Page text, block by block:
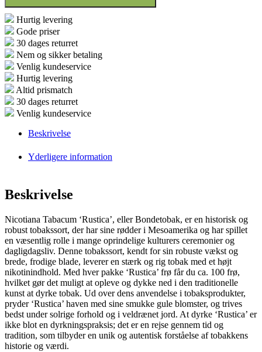
Hurtig levering
Gode priser
30 dages returret
Nem og sikker betaling
Venlig kundeservice
Hurtig levering
Altid prismatch
30 dages returret
Venlig kundeservice
Beskrivelse
Yderligere information
Beskrivelse
Nicotiana Tabacum ‘Rustica’, eller Bondetobak, er en historisk og
robust tobakssort, der har sine rødder i Mesoamerika og har spillet
en væsentlig rolle i mange oprindelige kulturers ceremonier og
dagligdagsliv. Denne tobakssort, kendt for sin robuste vækst og
brede, frodige blade, leverer en stærk og rig tobak med et højt
nikotinindhold. Med hver pakke ‘Rustica’ frø får du ca. 100 frø,
hvilket gør det muligt at opleve og dykke ned i den traditionelle
kunst at dyrke tobak. Ud over dens anvendelse i tobaksprodukter,
pryder ‘Rustica’ haven med sine smukke gule blomster, og trives
bedst under solrige forhold og i veldrænet jord. At dyrke ‘Rustica’ er
ikke blot en dyrkningspraksis; det er en rejse gennem tid og
tradition, som tilbyder en unik og autentisk forståelse af tobakkens
historie og værdi.